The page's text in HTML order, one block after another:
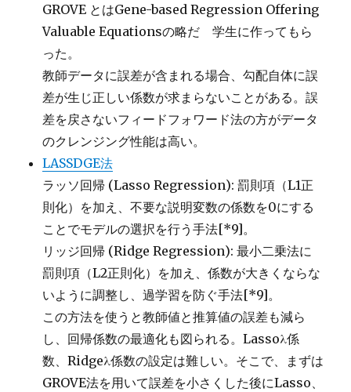
GROVE とはGene-based Regression Offering
Valuable Equationsの略だ 学生に作ってもら
った。
教師データに誤差が含まれる場合、勾配自体に誤
差が生じ正しい係数が求まらないことがある。誤
差を戻さないフィードフォワード法の方がデータ
のクレンジング性能は高い。
LASSDGE法
ラッソ回帰 (Lasso Regression): 罰則項（L1正
則化）を加え、不要な説明変数の係数を0にする
ことでモデルの選択を行う手法[*9]。
リッジ回帰 (Ridge Regression): 最小二乗法に
罰則項（L2正則化）を加え、係数が大きくならな
いように調整し、過学習を防ぐ手法[*9]。
この方法を使うと教師値と推算値の誤差も減ら
し、回帰係数の最適化も図られる。Lassoλ係
数、Ridgeλ係数の設定は難しい。そこで、まずは
GROVE法を用いて誤差を小さくした後にLasso、